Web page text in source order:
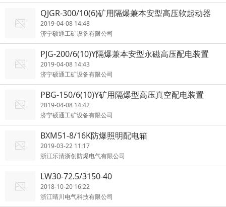
QJGR-300/10(6)矿用隔爆兼本安型高压软起动器
2019-04-08 14:48
济宁硕通工矿设备有限公司
PJG-200/6(10)Y隔爆兼本安型永磁高压配电装置
2019-04-08 14:43
济宁硕通工矿设备有限公司
PBG-150/6(10)Y矿用隔爆型高压真空配电装置
2019-04-08 14:42
济宁硕通工矿设备有限公司
BXM51-8/16K防爆照明配电箱
2019-03-22 11:17
浙江乐清浙创防爆电气有限公司
LW30-72.5/3150-40
2018-10-20 16:22
浙江晴川电气科技有限公司